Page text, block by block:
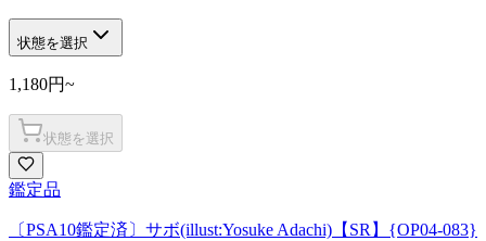
状態を選択
1,180円~
状態を選択
鑑定品
〔PSA10鑑定済〕サボ(illust:Yosuke Adachi)【SR】{OP04-083}